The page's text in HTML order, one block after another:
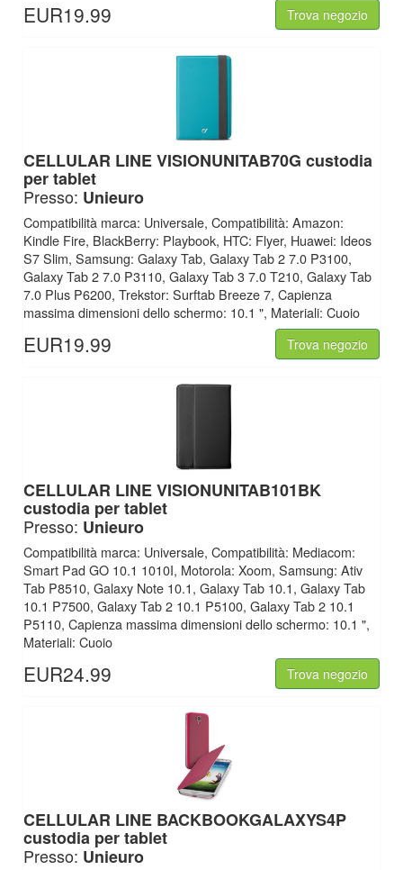
EUR19.99 Trova negozio
CELLULAR LINEVISIONUNITAB70G custodia
per tablet
Presso: Unieuro
Compatibilità marca: Universale, Compatibilità: Amazon:
Kindle Fire, BlackBerry: Playbook, HTC: Flyer, Huawei: Ideos
S7 Slim, Samsung: Galaxy Tab, Galaxy Tab 2 7.0 P3100,
Galaxy Tab 2 7.0 P3110, Galaxy Tab 3 7.0 T210, Galaxy Tab
7.0 Plus P6200, Trekstor: Surftab Breeze 7, Capienza
massima dimensioni dello schermo: 10.1 ", Materiali: Cuoio
EUR19.99 Trova negozio
CELLULAR LINEVISIONUNITAB101BK
custodia per tablet
Presso: Unieuro
Compatibilità marca: Universale, Compatibilità: Mediacom:
Smart Pad GO 10.1 1010I, Motorola: Xoom, Samsung: Ativ
Tab P8510, Galaxy Note 10.1, Galaxy Tab 10.1, Galaxy Tab
10.1 P7500, Galaxy Tab 2 10.1 P5100, Galaxy Tab 2 10.1
P5110, Capienza massima dimensioni dello schermo: 10.1 ",
Materiali: Cuoio
EUR24.99 Trova negozio
CELLULAR LINE BACKBOOKGALAXYS4P
custodia per tablet
Presso: Unieuro